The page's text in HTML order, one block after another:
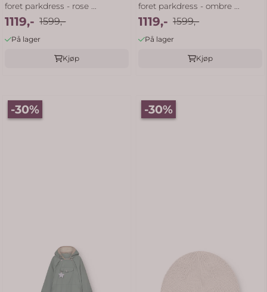
foret parkdress - rose ...
1119,- 1599,-
På lager
Kjøp
foret parkdress - ombre ...
1119,- 1599,-
På lager
Kjøp
-30% -30%